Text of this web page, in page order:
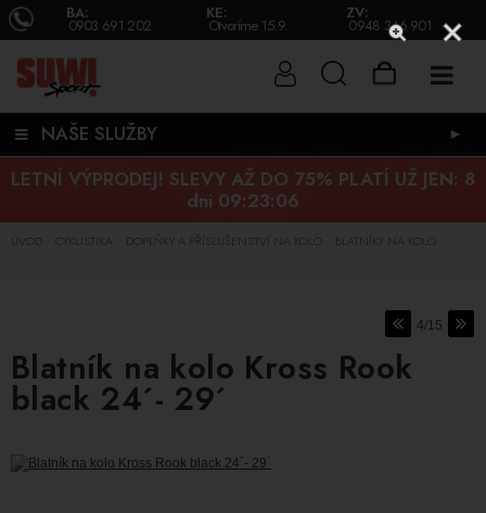
BA:
0903 691 202
KE:
Otvoríme 15.9.
ZV:
0948 346 901
NAŠE SLUŽBY ►
LETNÍ VÝPRODEJ! SLEVY AŽ DO 75% PLATÍ UŽ JEN: 8
dni 09:23:05
ÚVOD CYKLISTIKA DOPLŇKY A PŘÍSLUŠENSTVÍ NA KOLO BLATNÍKY NA KOLO
4/15
Blatník na kolo Kross Rook
black 24´- 29´